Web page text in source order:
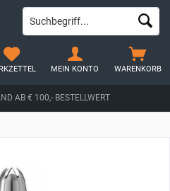
AB € 100,- BESTELLWERT
WARENKORB
MEIN KONTO